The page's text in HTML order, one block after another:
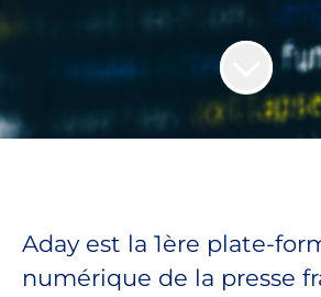
Aday est la 1ère plate-
numérique de la presse